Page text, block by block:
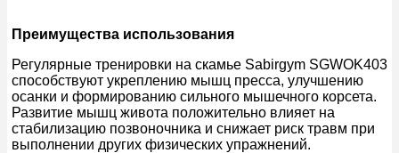
Преимущества использования
Регулярные тренировки на скамье Sabirgym SGWOK403
способствуют укреплению мышц пресса, улучшению
осанки и формированию сильного мышечного корсета.
Развитие мышц живота положительно влияет на
стабилизацию позвоночника и снижает риск травм при
выполнении других физических упражнений.